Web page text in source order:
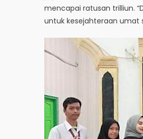
mencapai ratusan trilliun.
untuk kesejahteraan umat